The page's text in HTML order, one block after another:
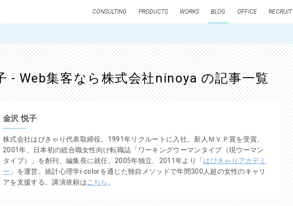
CONSULTING PRODUCTS WORKS BLOG OFFICE RECRUIT
- Web集客なら株式会社ninoya の記事一覧
金沢 悦子
株式会社はぴきゃり代表取締役。1991年リクルートに入社。新人ＭＶＰ賞を受賞。
2001年、日本初の総合職女性向け転職誌「ワーキングウーマンタイプ（現ウーマン
タイプ）」を創刊、編集長に就任。2005年独立、2011年より「 はぴきゃりアカデミ
ー 」を運営。統計心理学i-colorを通じた独自メソッドで年間300人超の女性のキャリ
アを支援する。講演依頼はこちら 。